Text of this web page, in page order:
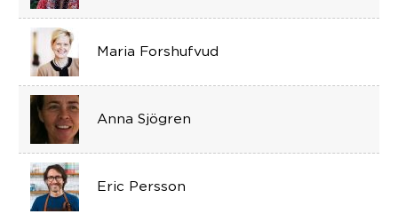
Maria Forshufvud
Anna Sjögren
Eric Persson